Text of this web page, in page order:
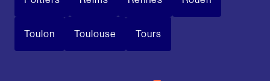
Toulon Toulouse Tours